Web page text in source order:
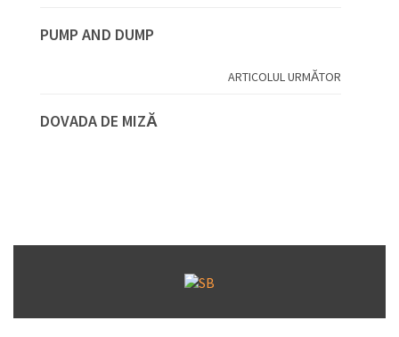
PUMP AND DUMP
ARTICOLUL URMĂTOR
DOVADA DE MIZĂ